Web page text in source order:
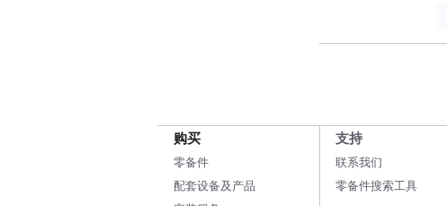
购买
零备件
配套设备及产品
支持
联系我们
零备件搜索工具